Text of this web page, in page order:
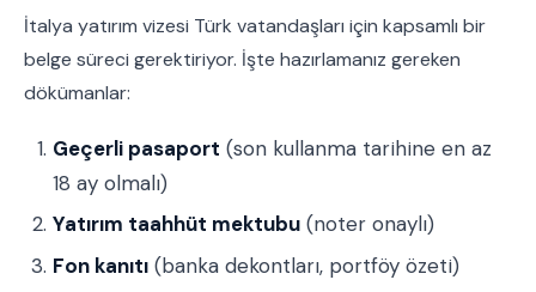
İtalya yatırım vizesi Türk vatandaşları için kapsamlı bir
belge süreci gerektiriyor. İşte hazırlamanız gereken
dökümanlar:
Geçerli pasaport (son kullanma tarihine en az
18 ay olmalı)
Yatırım taahhüt mektubu (noter onaylı)
Fon kanıtı (banka dekontları, portföy özeti)